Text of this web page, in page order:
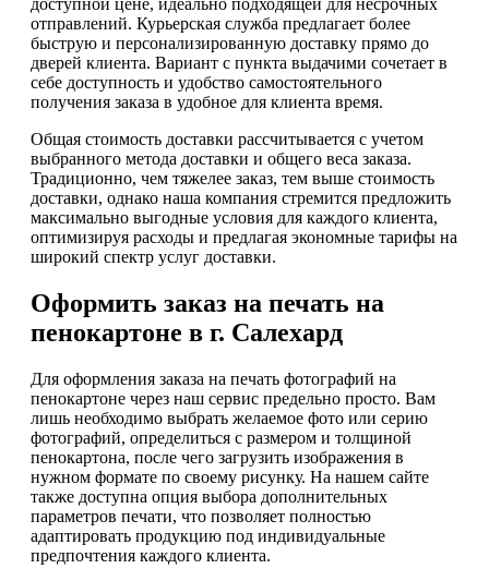
доступной цене, идеально подходящей для несрочных
отправлений. Курьерская служба предлагает более
быструю и персонализированную доставку прямо до
дверей клиента. Вариант с пункта выдачими сочетает в
себе доступность и удобство самостоятельного
получения заказа в удобное для клиента время.
Общая стоимость доставки рассчитывается с учетом
выбранного метода доставки и общего веса заказа.
Традиционно, чем тяжелее заказ, тем выше стоимость
доставки, однако наша компания стремится предложить
максимально выгодные условия для каждого клиента,
оптимизируя расходы и предлагая экономные тарифы на
широкий спектр услуг доставки.
Оформить заказ на печать на
пенокартоне в г. Салехард
Для оформления заказа на печать фотографий на
пенокартоне через наш сервис предельно просто. Вам
лишь необходимо выбрать желаемое фото или серию
фотографий, определиться с размером и толщиной
пенокартона, после чего загрузить изображения в
нужном формате по своему рисунку. На нашем сайте
также доступна опция выбора дополнительных
параметров печати, что позволяет полностью
адаптировать продукцию под индивидуальные
предпочтения каждого клиента.